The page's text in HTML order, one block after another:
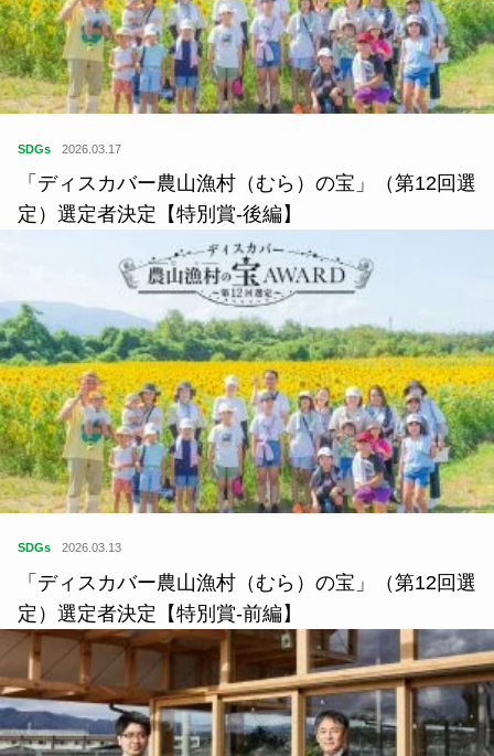
SDGs 2026.03.17
「ディスカバー農山漁村（むら）の宝」（第12回選
定）選定者決定【特別賞-後編】
SDGs 2026.03.13
「ディスカバー農山漁村（むら）の宝」（第12回選
定）選定者決定【特別賞‐前編】